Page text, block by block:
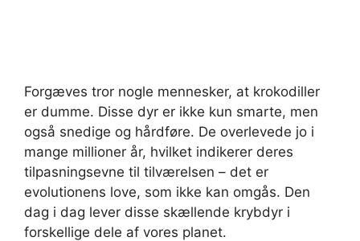
Forgæves tror nogle mennesker, at krokodiller
er dumme. Disse dyr er ikke kun smarte, men
også snedige og hårdføre. De overlevede jo i
mange millioner år, hvilket indikerer deres
tilpasningsevne til tilværelsen – det er
evolutionens love, som ikke kan omgås. Den
dag i dag lever disse skællende krybdyr i
forskellige dele af vores planet.